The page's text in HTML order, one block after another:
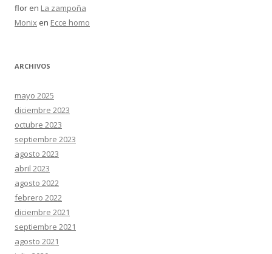
flor en La zampoña
Monix en Ecce homo
ARCHIVOS
mayo 2025
diciembre 2023
octubre 2023
septiembre 2023
agosto 2023
abril 2023
agosto 2022
febrero 2022
diciembre 2021
septiembre 2021
agosto 2021